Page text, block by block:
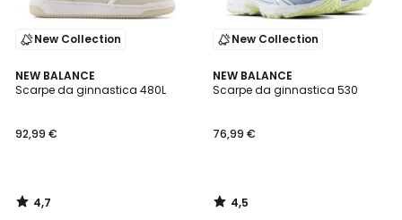
New Collection
NEW BALANCE
Scarpe da ginnastica 480L
92,99 €
4,7
/ 5
4,7
/
New Collection
NEW BALANCE
Scarpe da ginnastica 530
76,99 €
4,5
/ 5
4,5
/